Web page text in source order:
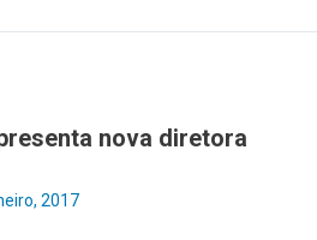
nova diretora
2017